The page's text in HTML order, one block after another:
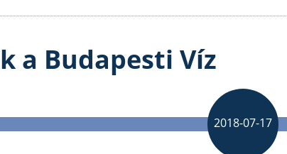
a Budapesti Víz
2018-07-17